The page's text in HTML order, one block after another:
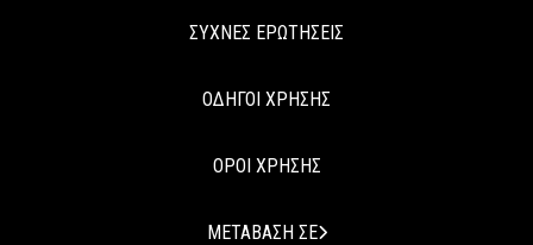
ΣΥΧΝΕΣ ΕΡΩΤΗΣΕΙΣ
ΟΔΗΓΟΙ ΧΡΗΣΗΣ
ΟΡΟΙ ΧΡΗΣΗΣ
ΜΕΤΑΒΑΣΗ ΣΕ